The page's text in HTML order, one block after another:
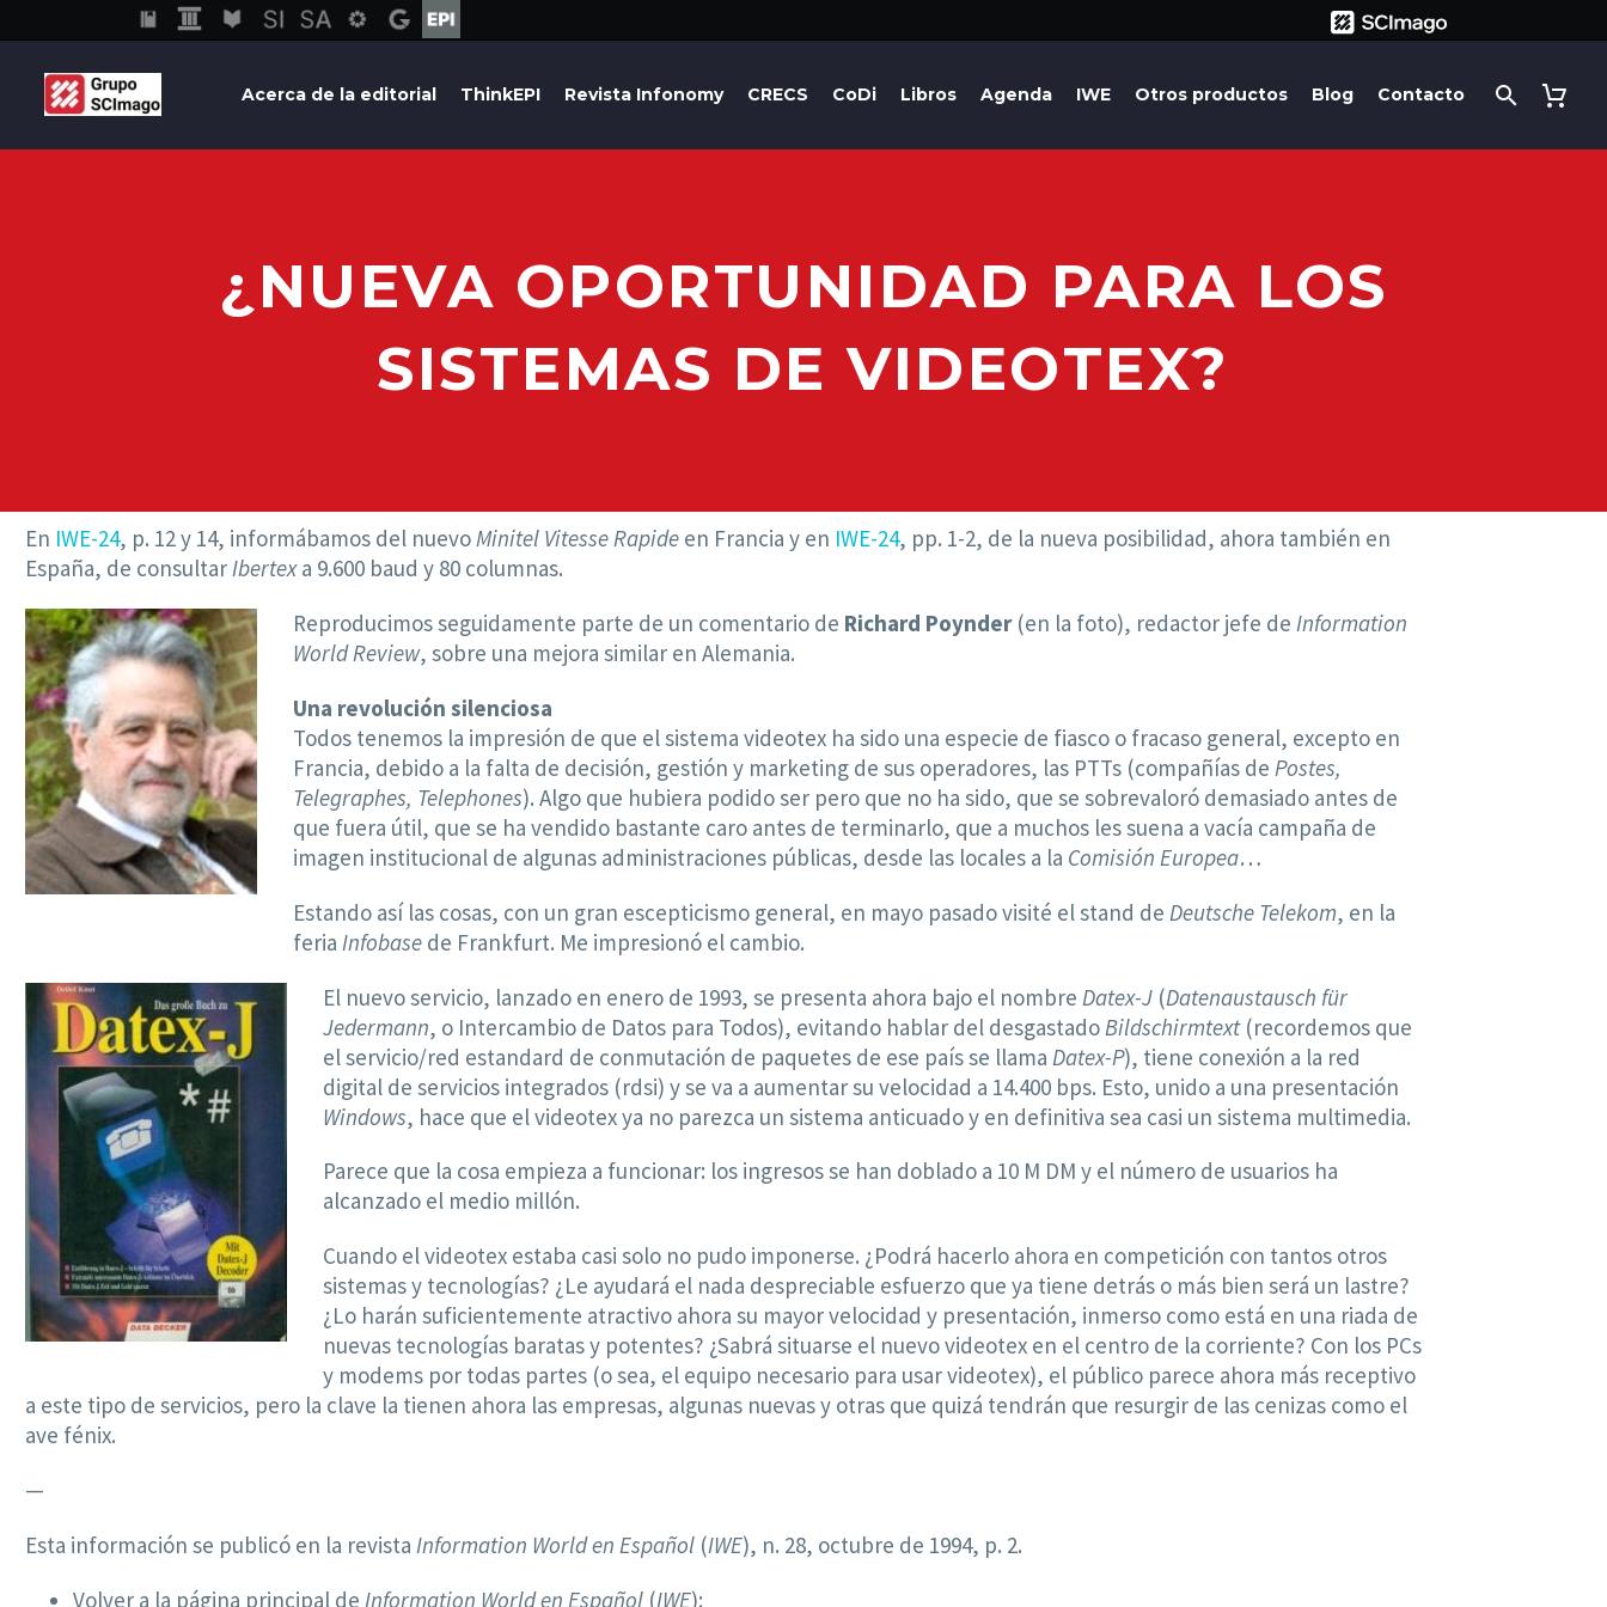
Acerca de la editorial ThinkEPI Revista Infonomy CRECS CoDi Libros Agenda IWE Otros productos Blog Contacto
¿NUEVA OPORTUNIDAD PARA LOS
SISTEMAS DE VIDEOTEX?
En IWE-24, p. 12 y 14, informábamos del nuevoMinitel Vitesse Rapide en Francia y en IWE-24, pp. 1-2, de la nueva posibilidad, ahora también en
España, de consultarIbertexa 9.600 baud y 80 columnas.
Reproducimos seguidamente parte de un comentario de Richard Poynder(en la foto), redactor jefe deInformation
World Review, sobre una mejora similar en Alemania.
Una revolución silenciosa
Todos tenemos la impresión de que el sistema videotex ha sido una especie de fiasco o fracaso general, excepto en
Francia, debido a la falta de decisión, gestión y marketing de sus operadores, las PTTs (compañías de Postes,
Telegraphes, Telephones). Algo que hubiera podido ser pero que no ha sido, que se sobrevaloró demasiado antes de
que fuera útil, que se ha vendido bastante caro antes de terminarlo, que a muchos les suena a vacía campaña de
imagen institucional de algunas administraciones públicas, desde las locales a la Comisión Europea…
Estando así las cosas, con un gran escepticismo general, en mayo pasado visité el stand de Deutsche Telekom, en la
feria Infobase de Frankfurt. Me impresionó el cambio.
El nuevo servicio, lanzado en enero de 1993, se presenta ahora bajo el nombre Datex-J (Datenaustausch für
Jedermann, o Intercambio de Datos para Todos), evitando hablar del desgastado Bildschirmtext(recordemos que
el servicio/red estandard de conmutación de paquetes de ese país se llama Datex-P), tiene conexión a la red
digital de servicios integrados (rdsi) y se va a aumentar su velocidad a 14.400 bps. Esto, unido a una presentación
Windows, hace que el videotex ya no parezca un sistema anticuado y en definitiva sea casi un sistema multimedia.
Parece que la cosa empieza a funcionar: los ingresos se han doblado a 10 M DM y el número de usuarios ha
alcanzado el medio millón.
Cuando el videotex estaba casi solo no pudo imponerse. ¿Podrá hacerlo ahora en competición con tantos otros
sistemas y tecnologías? ¿Le ayudará el nada despreciable esfuerzo que ya tiene detrás o más bien será un lastre?
¿Lo harán suficientemente atractivo ahora su mayor velocidad y presentación, inmerso como está en una riada de
nuevas tecnologías baratas y potentes? ¿Sabrá situarse el nuevo videotex en el centro de la corriente? Con los PCs
y modems por todas partes (o sea, el equipo necesario para usar videotex), el público parece ahora más receptivo
a este tipo de servicios, pero la clave la tienen ahora las empresas, algunas nuevas y otras que quizá tendrán que resurgir de las cenizas como el
ave fénix.
—
Esta información se publicó en la revista Information World en Español (IWE), n. 28, octubre de 1994, p. 2.
Volver a la página principal de Information World en Español (IWE):